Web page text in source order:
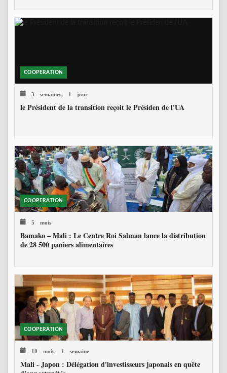
COOPERATION
3 semaines, 1 jour
le Président de la transition reçoit le Présiden de l'UA
COOPERATION
5 mois
Bamako – Mali : Le Centre Roi Salman lance la distribution
de 28 500 paniers alimentaires
COOPERATION
10 mois, 1 semaine
Mali - Japon : Délégation d'investisseurs japonais en quête